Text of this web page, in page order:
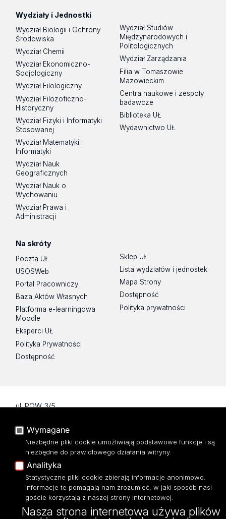
Wydziały i Jednostki
Wydział Biologii i Ochrony
Środowiska
Wydział Chemii
Wydział Ekonomiczno-
Socjologiczny
Wydział Filologiczny
Wydział Filozoficzno-
Historyczny
Wydział Fizyki i Informatyki
Stosowanej
Wydział Matematyki i
Informatyki
Wydział Nauk
Geograficznych
Wydział Nauk o
Wychowaniu
Wydział Prawa i
Administracji
Wydział Studiów
Międzynarodowych i
Politologicznych
Wydział Zarządzania
Filia w Tomaszowie
Mazowieckim
Centra naukowe i zespoły
badawcze
Biblioteka UŁ
Wydawnictwo UŁ
Na skróty
Poczta UŁ
USOSWeb
Portal Pracowniczy
Baza Aktów Własnych
Platforma e-learningowa
Moodle
Eksperci UŁ
Polityka Prywatności
Dostępność
Sklep UŁ
Lista wydziałów i jednostek
Mapa Strony
Dostępność
Polityka prywatności
ul. POW 3/5,
tel: 42/635 53 56
fax: 42/635 50 32
Wymagane
Niezbędne pliki cookie umożliwiają podstawowe funkcje i są
niezbędne do prawidłowego działania witryny.
Analityka
Statystyczne pliki cookie zbierają informacje anonimowo.
Informacje te pomagają nam zrozumieć, w jaki sposób nasi
goście korzystają z naszej strony internetowej.
Nasza strona internetowa używa plików